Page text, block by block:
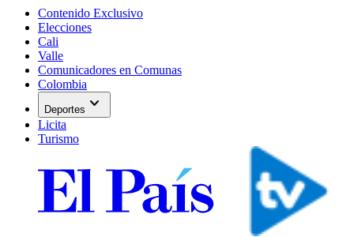
Contenido Exclusivo
Elecciones
Cali
Valle
Comunicadores en Comunas
Colombia
Deportes expand_more
Licita
Turismo